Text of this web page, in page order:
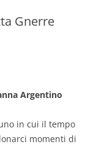
Gnerre
Argentino
in cui il tempo
momenti di